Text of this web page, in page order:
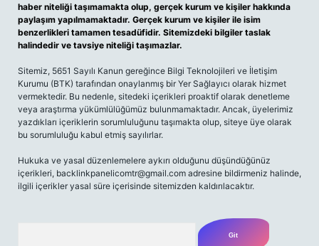
haber niteliği taşımamakta olup, gerçek kurum ve kişiler hakkında
paylaşım yapılmamaktadır. Gerçek kurum ve kişiler ile isim
benzerlikleri tamamen tesadüfidir. Sitemizdeki bilgiler taslak
halindedir ve tavsiye niteliği taşımazlar.
Sitemiz, 5651 Sayılı Kanun gereğince Bilgi Teknolojileri ve İletişim
Kurumu (BTK) tarafından onaylanmış bir Yer Sağlayıcı olarak hizmet
vermektedir. Bu nedenle, sitedeki içerikleri proaktif olarak denetleme
veya araştırma yükümlülüğümüz bulunmamaktadır. Ancak, üyelerimiz
yazdıkları içeriklerin sorumluluğunu taşımakta olup, siteye üye olarak
bu sorumluluğu kabul etmiş sayılırlar.
Hukuka ve yasal düzenlemelere aykırı olduğunu düşündüğünüz
içerikleri, backlinkpanelicomtr@gmail.com adresine bildirmeniz halinde,
ilgili içerikler yasal süre içerisinde sitemizden kaldırılacaktır.